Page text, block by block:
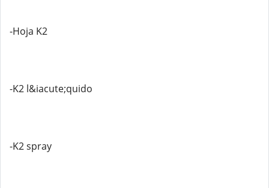
-Hoja K2
-K2 l&iacute;quido
-K2 spray